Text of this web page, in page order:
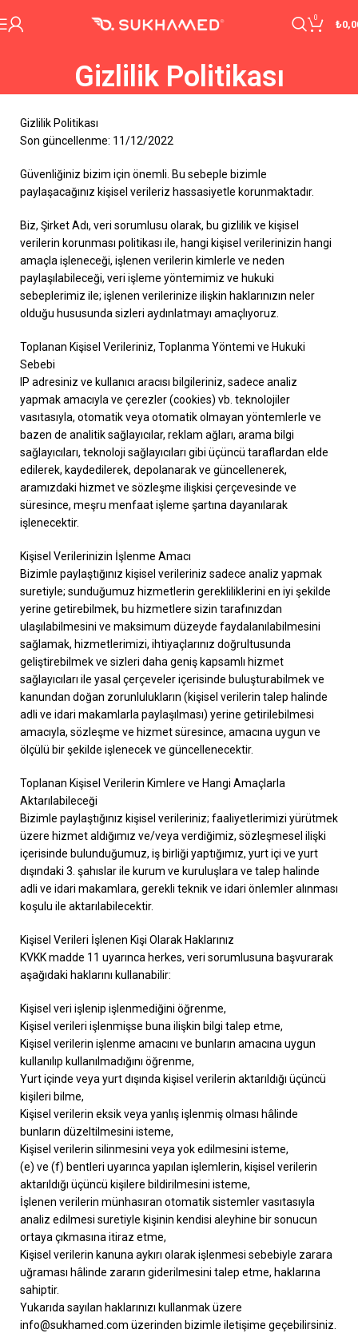
0
₺
Gizlilik Politikası
Gizlilik Politikası
Son güncellenme: 11/12/2022
Güvenliğiniz bizim için önemli. Bu sebeple bizimle
paylaşacağınız kişisel verileriz hassasiyetle korunmaktadır.
Biz, Şirket Adı, veri sorumlusu olarak, bu gizlilik ve kişisel
verilerin korunması politikası ile, hangi kişisel verilerinizin hangi
amaçla işleneceği, işlenen verilerin kimlerle ve neden
paylaşılabileceği, veri işleme yöntemimiz ve hukuki
sebeplerimiz ile; işlenen verilerinize ilişkin haklarınızın neler
olduğu hususunda sizleri aydınlatmayı amaçlıyoruz.
Toplanan Kişisel Verileriniz, Toplanma Yöntemi ve Hukuki
Sebebi
IP adresiniz ve kullanıcı aracısı bilgileriniz, sadece analiz
yapmak amacıyla ve çerezler (cookies) vb. teknolojiler
vasıtasıyla, otomatik veya otomatik olmayan yöntemlerle ve
bazen de analitik sağlayıcılar, reklam ağları, arama bilgi
sağlayıcıları, teknoloji sağlayıcıları gibi üçüncü taraflardan elde
edilerek, kaydedilerek, depolanarak ve güncellenerek,
aramızdaki hizmet ve sözleşme ilişkisi çerçevesinde ve
süresince, meşru menfaat işleme şartına dayanılarak
işlenecektir.
Kişisel Verilerinizin İşlenme Amacı
Bizimle paylaştığınız kişisel verileriniz sadece analiz yapmak
suretiyle; sunduğumuz hizmetlerin gerekliliklerini en iyi şekilde
yerine getirebilmek, bu hizmetlere sizin tarafınızdan
ulaşılabilmesini ve maksimum düzeyde faydalanılabilmesini
sağlamak, hizmetlerimizi, ihtiyaçlarınız doğrultusunda
geliştirebilmek ve sizleri daha geniş kapsamlı hizmet
sağlayıcıları ile yasal çerçeveler içerisinde buluşturabilmek ve
kanundan doğan zorunlulukların (kişisel verilerin talep halinde
adli ve idari makamlarla paylaşılması) yerine getirilebilmesi
amacıyla, sözleşme ve hizmet süresince, amacına uygun ve
ölçülü bir şekilde işlenecek ve güncellenecektir.
Toplanan Kişisel Verilerin Kimlere ve Hangi Amaçlarla
Aktarılabileceği
Bizimle paylaştığınız kişisel verileriniz; faaliyetlerimizi yürütmek
üzere hizmet aldığımız ve/veya verdiğimiz, sözleşmesel ilişki
içerisinde bulunduğumuz, iş birliği yaptığımız, yurt içi ve yurt
dışındaki 3. şahıslar ile kurum ve kuruluşlara ve talep halinde
adli ve idari makamlara, gerekli teknik ve idari önlemler alınması
koşulu ile aktarılabilecektir.
Kişisel Verileri İşlenen Kişi Olarak Haklarınız
KVKK madde 11 uyarınca herkes, veri sorumlusuna başvurarak
aşağıdaki haklarını kullanabilir:
Kişisel veri işlenip işlenmediğini öğrenme,
Kişisel verileri işlenmişse buna ilişkin bilgi talep etme,
Kişisel verilerin işlenme amacını ve bunların amacına uygun
kullanılıp kullanılmadığını öğrenme,
Yurt içinde veya yurt dışında kişisel verilerin aktarıldığı üçüncü
kişileri bilme,
Kişisel verilerin eksik veya yanlış işlenmiş olması hâlinde
bunların düzeltilmesini isteme,
Kişisel verilerin silinmesini veya yok edilmesini isteme,
(e) ve (f) bentleri uyarınca yapılan işlemlerin, kişisel verilerin
aktarıldığı üçüncü kişilere bildirilmesini isteme,
İşlenen verilerin münhasıran otomatik sistemler vasıtasıyla
analiz edilmesi suretiyle kişinin kendisi aleyhine bir sonucun
ortaya çıkmasına itiraz etme,
Kişisel verilerin kanuna aykırı olarak işlenmesi sebebiyle zarara
uğraması hâlinde zararın giderilmesini talep etme, haklarına
sahiptir.
Yukarıda sayılan haklarınızı kullanmak üzere
info@sukhamed.com üzerinden bizimle iletişime geçebilirsiniz.